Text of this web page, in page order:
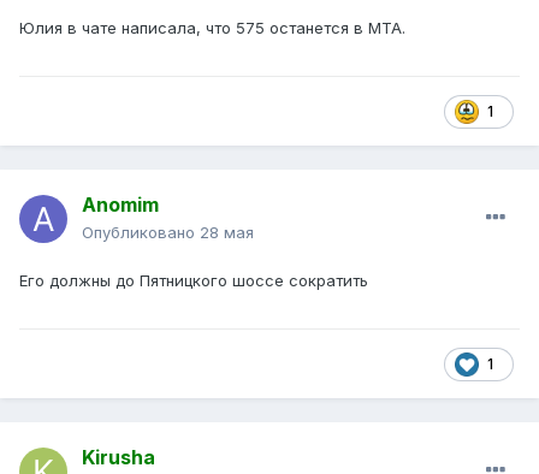
Юлия в чате написала, что 575 останется в МТА.
1
Anomim
Опубликовано 28 мая
Его должны до Пятницкого шоссе сократить
1
Kirusha